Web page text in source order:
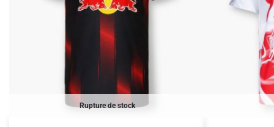
Rupture de stock